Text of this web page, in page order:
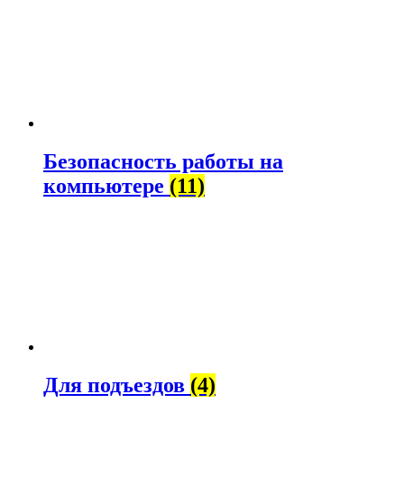
Безопасность работы на
компьютере (11)
Для подъездов (4)